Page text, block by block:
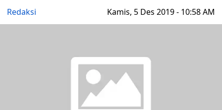
Redaksi Kamis, 5 Des 2019 - 10:58 AM